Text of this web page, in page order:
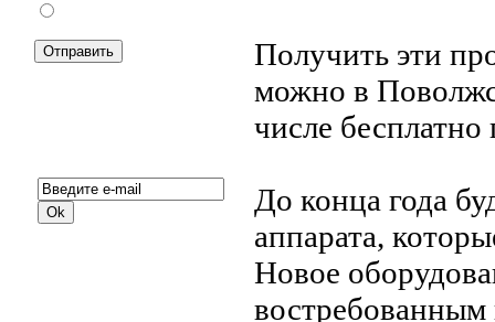
Получить эти
можно в
числе
До конца года
аппарата,
Новое